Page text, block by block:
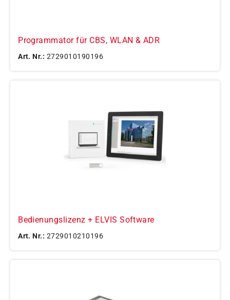
Programmator für CBS, WLAN & ADR
Art. Nr.: 2729010190196
Bedienungslizenz + ELVIS Software
Art. Nr.: 2729010210196